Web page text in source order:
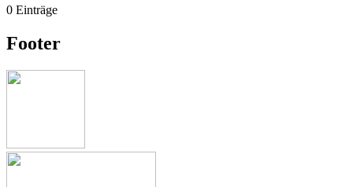
0 Einträge
Footer